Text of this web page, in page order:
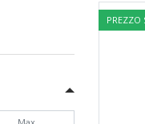
PREZZO